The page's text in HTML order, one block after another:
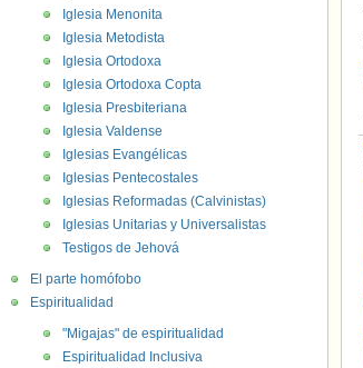
Iglesia Menonita
Iglesia Metodista
Iglesia Ortodoxa
Iglesia Ortodoxa Copta
Iglesia Presbiteriana
Iglesia Valdense
Iglesias Evangélicas
Iglesias Pentecostales
Iglesias Reformadas (Calvinistas)
Iglesias Unitarias y Universalistas
Testigos de Jehová
El parte homófobo
Espiritualidad
"Migajas" de espiritualidad
Espiritualidad Inclusiva